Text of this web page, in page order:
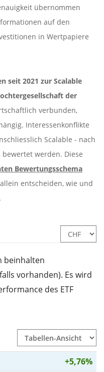
übernommen
auf den
in Wertpapiere
seit 2021 zur Scalable
der
verbunden,
Interessenkonflikte
Scalable - nach
werden. Diese
Bewertungsschema
entscheiden, wie und
beinhalten
vorhanden). Es wird
des ETF
+5,76%